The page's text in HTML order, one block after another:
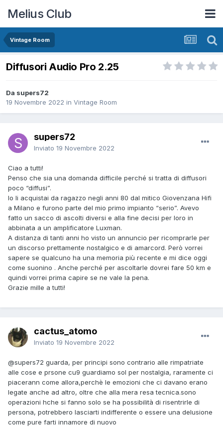
Melius Club
Vintage Room
Diffusori Audio Pro 2.25
Da supers72
19 Novembre 2022 in Vintage Room
supers72
Inviato 19 Novembre 2022
Ciao a tutti!
Penso che sia una domanda difficile perché si tratta di diffusori
poco “diffusi”.
Io li acquistai da ragazzo negli anni 80 dal mitico Giovenzana Hifi
a Milano e furono parte del mio primo impianto “serio”. Avevo
fatto un sacco di ascolti diversi e alla fine decisi per loro in
abbinata a un amplificatore Luxman.
A distanza di tanti anni ho visto un annuncio per ricomprarle per
un discorso prettamente nostalgico e di amarcord. Però vorrei
sapere se qualcuno ha una memoria più recente e mi dice oggi
come suonino . Anche perché per ascoltarle dovrei fare 50 km e
quindi vorrei prima capire se ne vale la pena.
Grazie mille a tutti!
cactus_atomo
Inviato 19 Novembre 2022
@supers72 guarda, per principi sono contrario alle rimpatriate
alle cose e prsone cu9 guardiamo sol per nostalgia, raramente ci
piacerann come allora,perchè le emozioni che ci davano erano
legate anche ad altro, oltre che alla mera resa tecnica.sono
operazioni hche si fanno solo se ha possibilità di risentrirle di
persona, potrebbero lasciarti indifferente o essere una delusione
come pure farti innamore di nuovo